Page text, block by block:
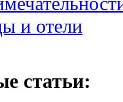
и отели
статьи: